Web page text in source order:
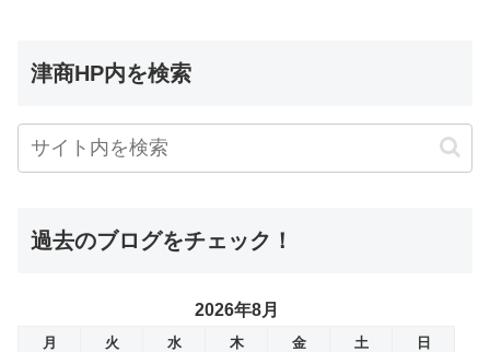
津商HP内を検索
過去のブログをチェック！
2026年8月
月 火 水 木 金 土
日